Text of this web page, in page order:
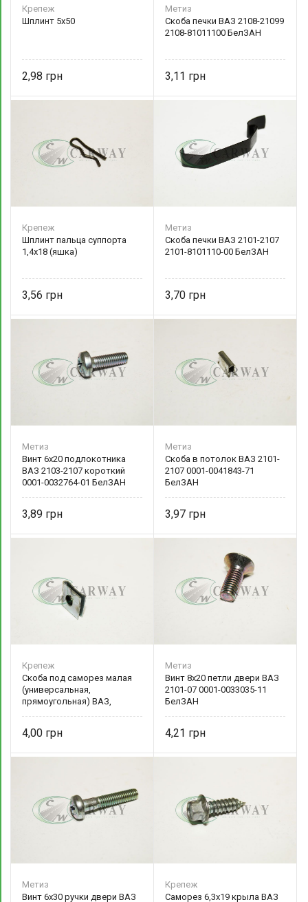
Крепеж
Шплинт 5х50
2,98
Метиз
Скоба печки ВАЗ 2108-21099
2108-81011100 БелЗАН
3,11
Крепеж
Шплинт пальца суппорта
1,4х18 (яшка)
3,56
Метиз
Скоба печки ВАЗ 2101-2107
2101-8101110-00 БелЗАН
3,70
Метиз
Винт 6х20 подлокотника
ВАЗ 2103-2107 короткий
0001-0032764-01 БелЗАН
3,89
Метиз
Скоба в потолок ВАЗ 2101-
2107 0001-0041843-71
БелЗАН
3,97
Крепеж
Скоба под саморез малая
(универсальная,
прямоугольная) ВАЗ,
4,00
Метиз
Винт 8х20 петли двери ВАЗ
2101-07 0001-0033035-11
БелЗАН
4,21
Метиз
Винт 6х30 ручки двери ВАЗ
Крепеж
Саморез 6,3х19 крыла ВАЗ